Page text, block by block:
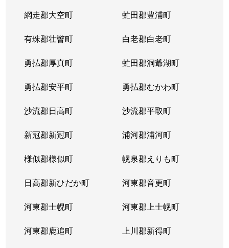
網走郡大空町 虻田郡豊浦町
有珠郡壮瞥町 白老郡白老町
勇払郡厚真町 虻田郡洞爺湖町
勇払郡安平町 勇払郡むかわ町
沙流郡日高町 沙流郡平取町
新冠郡新冠町 浦河郡浦河町
様似郡様似町 幌泉郡えりも町
日高郡新ひだか町 河東郡音更町
河東郡士幌町 河東郡上士幌町
河東郡鹿追町 上川郡新得町